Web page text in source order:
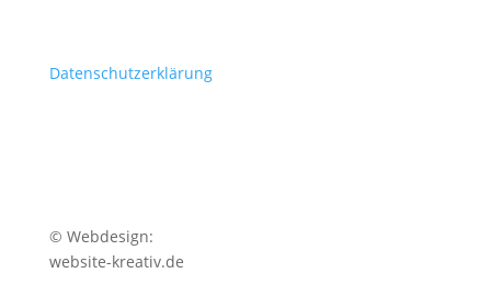
Datenschutzerklärung
© Webdesign:
website-kreativ.de